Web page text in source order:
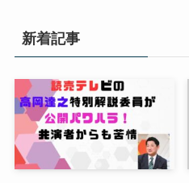
新着記事